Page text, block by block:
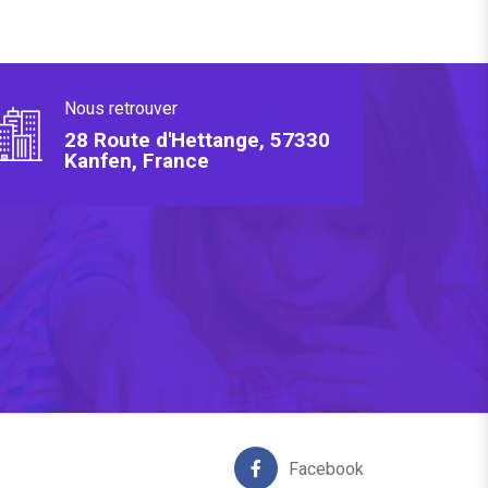
Nous retrouver
28 Route d'Hettange, 57330
Kanfen, France
Facebook